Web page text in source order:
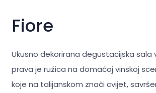
Fiore
Ukusno dekorirana degustacijska sala
prava je ružica na domaćoj vinskoj
koje na talijanskom znači cvijet,